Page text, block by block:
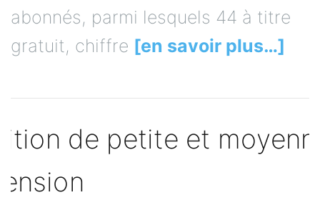
abonnés, parmi lesquels 44 à titre
gratuit, chiffre [en savoir plus…]